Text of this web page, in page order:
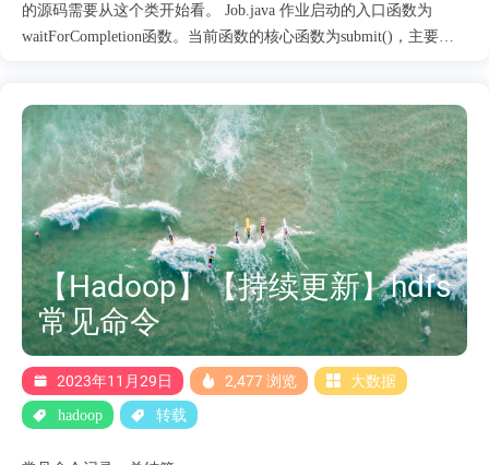
的源码需要从这个类开始看。 Job.java 作业启动的入口函数为
waitForCompletion函数。当前函数的核心函数为submit()，主要如
setUseNewAPI(); connect(); final JobSubmitter submitter =
getJobSubmitter(cluster.getFileSystem(), cluster.getClient()); status =
ugi.doAs(new PrivilegedExceptionAction<JobStatus>() { public
JobStatus run() throws IOException, InterruptedException,
ClassNotFoundEx....
【Hadoop】【持续更新】hdfs
常见命令
2023年11月29日 2,477 浏览 大数据
hadoop 转载